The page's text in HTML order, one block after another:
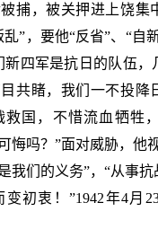
捕，被关押进 上饶集
”，要他“反省”、“自
新四军是抗日的队伍，
共睹，我们一不投降
救国，不惜流血牺牲
悔吗？”面对威胁，他
我们的义务”，“从事
初衷！”1942年4月